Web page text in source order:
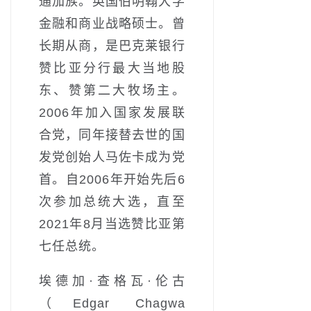
金融和商业战略硕士。曾
长期从商，是巴克莱银行
赞比亚分行最大当地股
东、赞第二大牧场主。
2006年加入国家发展联
合党，同年接替去世的国
发党创始人马佐卡成为党
首。自2006年开始先后6
次参加总统大选，直至
2021年8月当选赞比亚第
七任总统。
埃德加·查格瓦·伦古
（Edgar Chagwa